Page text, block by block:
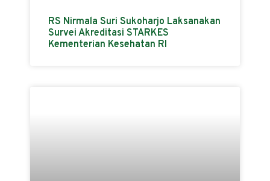
RS Nirmala Suri Sukoharjo Laksanakan
Survei Akreditasi STARKES
Kementerian Kesehatan RI